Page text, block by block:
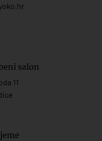
hr
salon
11